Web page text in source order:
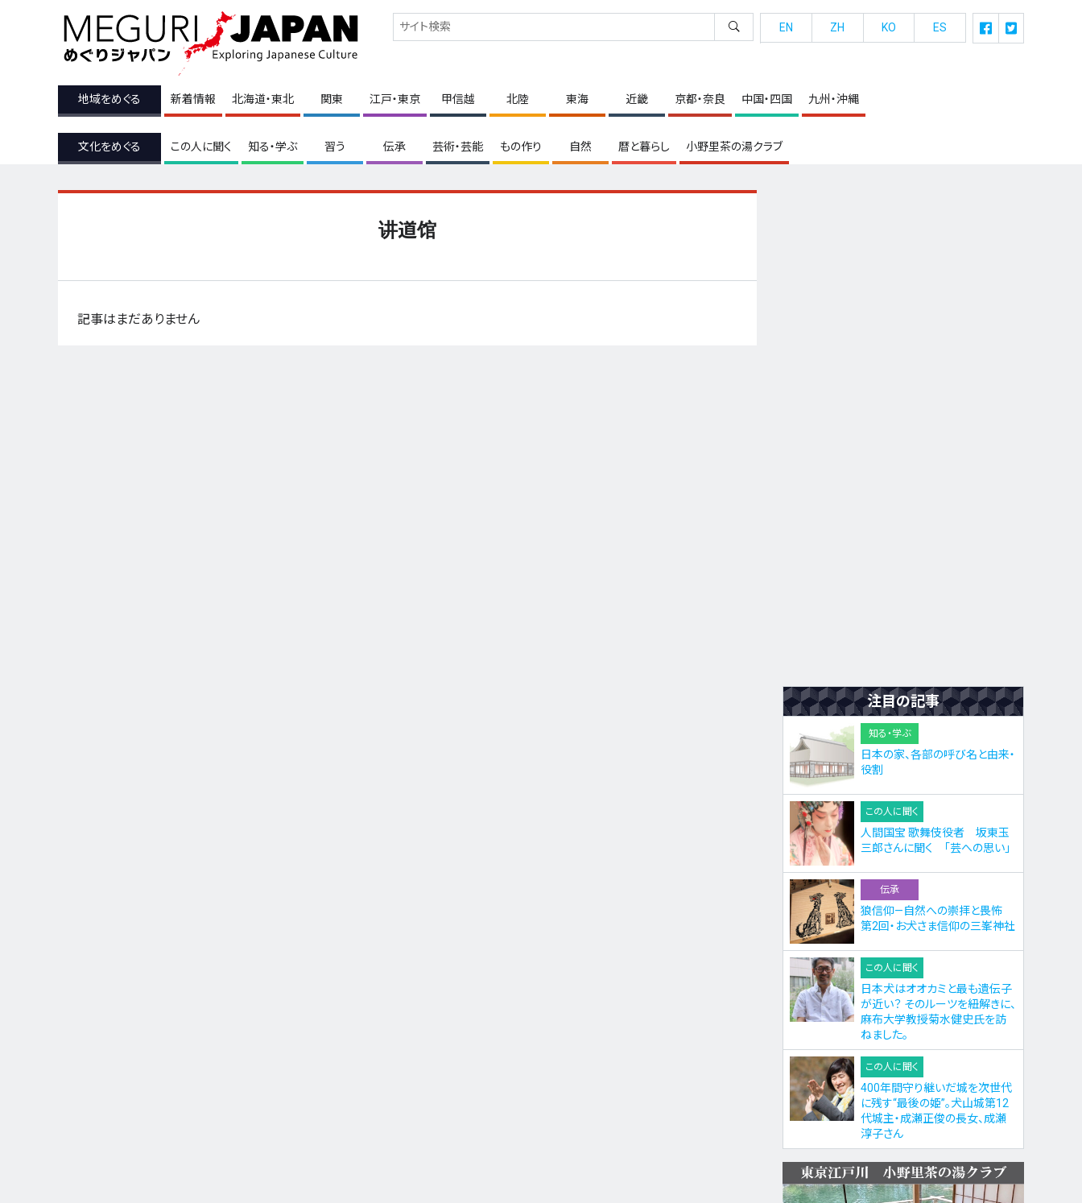
地域をめぐる 新着情報 北海道・東北 関東 江戸・東京 甲信越 北陸 東海 近畿 京都・奈良 中国・四国 九州・沖縄
文化をめぐる この人に聞く 知る・学ぶ 習う 伝承 芸術・芸能 もの作り 自然 暦と暮らし 小野里茶の湯クラブ
EN ZH KO ES
讲道馆
記事はまだありません
注目の記事
知る・学ぶ
日本の家、各部の呼び名と由来・
役割
この人に聞く
人間国宝 歌舞伎役者 坂東玉
三郎さんに聞く 「芸への思い」
伝承
狼信仰—自然への崇拝と畏怖
第2回・お犬さま信仰の三峯神社
この人に聞く
日本犬はオオカミと最も遺伝子
が近い？ そのルーツを紐解きに、
麻布大学教授菊水健史氏を訪
ねました。
この人に聞く
400年間守り継いだ城を次世代
に残す“最後の姫”。犬山城第12
代城主・成瀬正俊の長女、成瀬
淳子さん